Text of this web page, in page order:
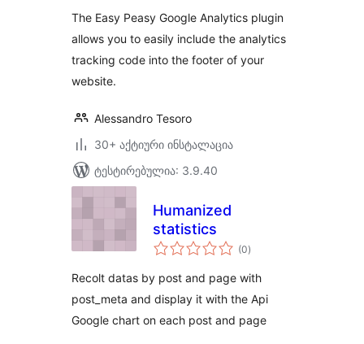
The Easy Peasy Google Analytics plugin
allows you to easily include the analytics
tracking code into the footer of your
website.
Alessandro Tesoro
30+ აქტიური ინსტალაცია
ტესტირებულია: 3.9.40
Humanized
statistics
(0საერთო
რეიტინგი
)
Recolt datas by post and page with
post_meta and display it with the Api
Google chart on each post and page